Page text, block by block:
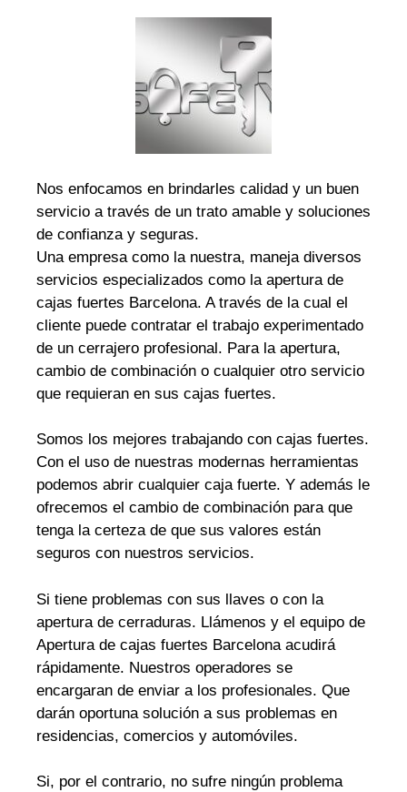
Nos enfocamos en brindarles calidad y un buen
servicio a través de un trato amable y soluciones
de confianza y seguras.
Una empresa como la nuestra, maneja diversos
servicios especializados como la apertura de
cajas fuertes Barcelona. A través de la cual el
cliente puede contratar el trabajo experimentado
de un cerrajero profesional. Para la apertura,
cambio de combinación o cualquier otro servicio
que requieran en sus cajas fuertes.
Somos los mejores trabajando con cajas fuertes.
Con el uso de nuestras modernas herramientas
podemos abrir cualquier caja fuerte. Y además le
ofrecemos el cambio de combinación para que
tenga la certeza de que sus valores están
seguros con nuestros servicios.
Si tiene problemas con sus llaves o con la
apertura de cerraduras. Llámenos y el equipo de
Apertura de cajas fuertes Barcelona acudirá
rápidamente. Nuestros operadores se
encargaran de enviar a los profesionales. Que
darán oportuna solución a sus problemas en
residencias, comercios y automóviles.
Si, por el contrario, no sufre ningún problema